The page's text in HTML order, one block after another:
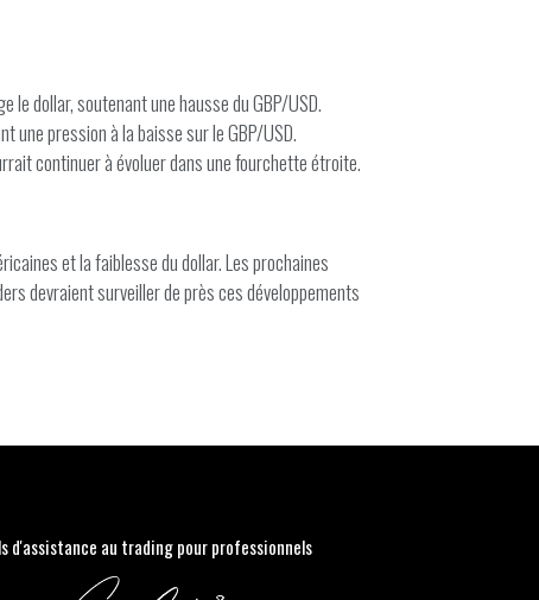
dollar, soutenant une hausse du GBP/USD.
pression à la baisse sur le GBP/USD.
continuer à évoluer dans une fourchette étroite.
et la faiblesse du dollar. Les prochaines
devraient surveiller de près ces développements
d'assistance au trading pour professionnels